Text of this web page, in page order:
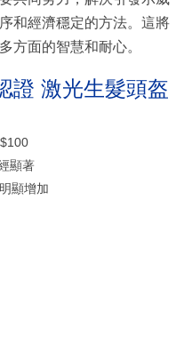
和經濟穩定的方法。這將
方面的智慧和耐心。
證 激光生髮頭盔
顯著
顯增加